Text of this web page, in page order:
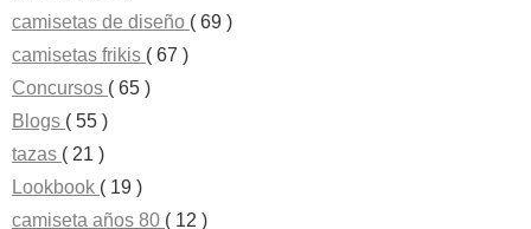
camisetas de diseño ( 69 )
camisetas frikis ( 67 )
Concursos ( 65 )
Blogs ( 55 )
tazas ( 21 )
Lookbook ( 19 )
camiseta años 80 ( 12 )